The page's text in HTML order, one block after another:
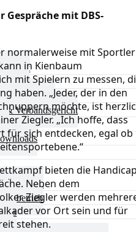
Funktionäre
& Verbandsgericht
Übersicht
mit DBS-
normalerweise mit
in Kienbaum
mit Spielern zu messen,
haben. „Jeder, der in den
möchte, ist
Ziegler. „Ich hoffe, dass
für sich entdecken, egal ob
bieten die
Neben dem
Ziegler werden
vor Ort sein und für
stehen.